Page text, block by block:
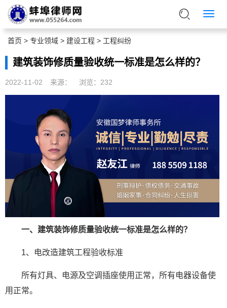
首页 > 专业领域 > 建设工程 > 工程纠纷
建筑装饰修质量验收统一标准是怎么样的？
2022-11-02 来源： 浏览： 232
一、 建筑装饰修质量验收统一标准是怎么样的？
1、电改造建筑工程验收标准
所有灯具、电源及空调插座使用正常，所有电器设备使
用正常。